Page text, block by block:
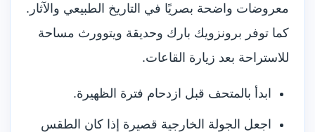
معروضات واضحة بصريًا في التاريخ الطبيعي والآثار.
كما توفر برونزويك بارك وحديقة ويتوورث مساحة
للاستراحة بعد زيارة القاعات.
ابدأ بالمتحف قبل ازدحام فترة الظهيرة.
اجعل الجولة الخارجية قصيرة إذا كان الطقس